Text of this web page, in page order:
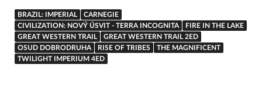
BRAZIL: IMPERIAL
CARNEGIE
CIVILIZATION: NOVÝ ÚSVIT - TERRA INCOGNITA
FIRE IN THE LAKE
GREAT WESTERN TRAIL
GREAT WESTERN TRAIL 2ED
OSUD DOBRODRUHA
RISE OF TRIBES
THE MAGNIFICENT
TWILIGHT IMPERIUM 4ED